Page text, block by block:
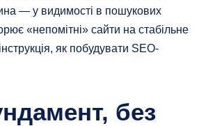
— у видимості в пошукових
«непомітні» сайти на стабільне
як побудувати SEO-
без